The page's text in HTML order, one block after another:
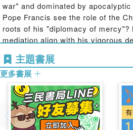
war" and dominated by
Pope Francis see the role of the
roots of his "diplomacy of mercy"?
mediation align with his vigorous
and words of this pope who "came
Earth"?
In The Diplomacy of Pope Francis,
highlights Pope Francis's
draws from personal interviews,
the pope's numerous cultural and
主題書展
更多書展